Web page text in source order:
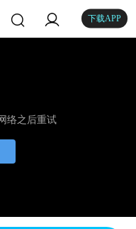
下载APP
络之后重试